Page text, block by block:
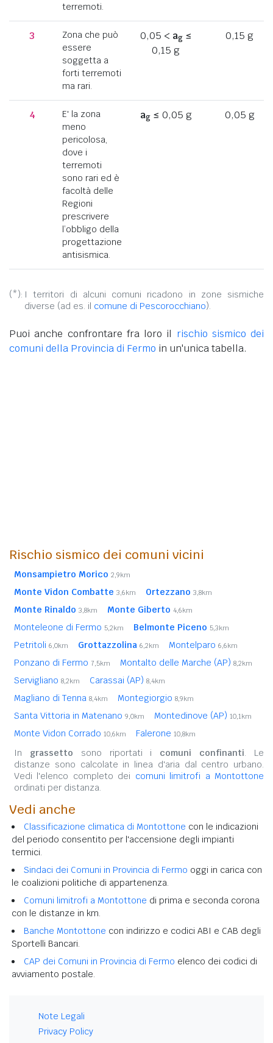
terremoti.
3
Zona che può
essere
soggetta a
forti terremoti
ma rari.
0,05 < ag≤
0,15 g
0,15 g
4
E' la zona
meno
pericolosa,
dove i
terremoti
sono rari ed è
facoltà delle
Regioni
prescrivere
l’obbligo della
progettazione
antisismica.
ag≤ 0,05 g 0,05 g
(*): I territori di alcuni comuni ricadono in zone sismiche
diverse (ad es. il comune di Pescorocchiano).
Puoi anche confrontare fra loro il rischio sismico dei
comuni della Provincia di Fermo in un'unica tabella.
Rischio sismico dei comuni vicini
Monsampietro Morico 2,9km
Monte Vidon Combatte 3,6km Ortezzano 3,8km
Monte Rinaldo 3,8km Monte Giberto 4,6km
Monteleone di Fermo 5,2km Belmonte Piceno 5,3km
Petritoli 6,0km Grottazzolina 6,2km Montelparo 6,6km
Ponzano di Fermo 7,5km Montalto delle Marche (AP) 8,2km
Servigliano 8,2km Carassai (AP) 8,4km
Magliano di Tenna 8,4km Montegiorgio 8,9km
Santa Vittoria in Matenano 9,0km Montedinove (AP) 10,1km
Monte Vidon Corrado 10,6km Falerone 10,8km
In grassetto sono riportati i comuni confinanti. Le
distanze sono calcolate in linea d'aria dal centro urbano.
Vedi l'elenco completo dei comuni limitrofi a Montottone
ordinati per distanza.
Vedi anche
Classificazione climatica di Montottone con le indicazioni
del periodo consentito per l'accensione degli impianti
termici.
Sindaci dei Comuni in Provincia di Fermo oggi in carica con
le coalizioni politiche di appartenenza.
Comuni limitrofi a Montottone di prima e seconda corona
con le distanze in km.
Banche Montottone con indirizzo e codici ABI e CAB degli
Sportelli Bancari.
CAP dei Comuni in Provincia di Fermo elenco dei codici di
avviamento postale.
Note Legali
Privacy Policy